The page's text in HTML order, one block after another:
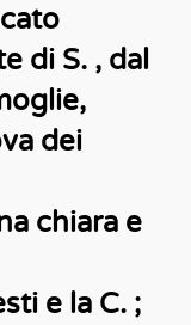
di S. , dal
dei
chiara e
e la C. ;